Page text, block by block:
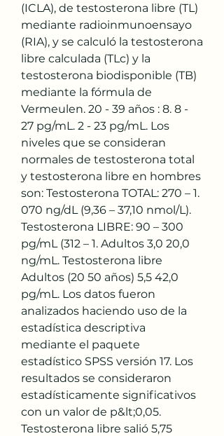
(ICLA), de testosterona libre (TL)
mediante radioinmunoensayo
(RIA), y se calculó la testosterona
libre calculada (TLc) y la
testosterona biodisponible (TB)
mediante la fórmula de
Vermeulen. 20 - 39 años : 8. 8 -
27 pg/mL. 2 - 23 pg/mL. Los
niveles que se consideran
normales de testosterona total
y testosterona libre en hombres
son: Testosterona TOTAL: 270 – 1.
070 ng/dL (9,36 – 37,10 nmol/L).
Testosterona LIBRE: 90 – 300
pg/mL (312 – 1. Adultos 3,0 20,0
ng/mL. Testosterona libre
Adultos (20 50 años) 5,5 42,0
pg/mL. Los datos fueron
analizados haciendo uso de la
estadística descriptiva
mediante el paquete
estadístico SPSS versión 17. Los
resultados se consideraron
estadísticamente significativos
con un valor de p&lt;0,05.
Testosterona libre salió 5,75